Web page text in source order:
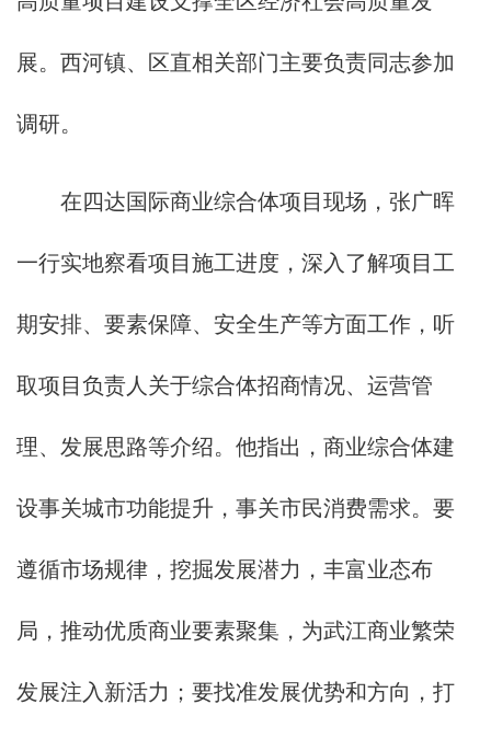
展。西河镇、区直相关部门主要负责同志参加
调研。
在四达国际商业综合体项目现场，张广晖
一行实地察看项目施工进度，深入了解项目工
期安排、要素保障、安全生产等方面工作，听
取项目负责人关于综合体招商情况、运营管
理、发展思路等介绍。他指出，商业综合体建
设事关城市功能提升，事关市民消费需求。要
遵循市场规律，挖掘发展潜力，丰富业态布
局，推动优质商业要素聚集，为武江商业繁荣
发展注入新活力；要找准发展优势和方向，打